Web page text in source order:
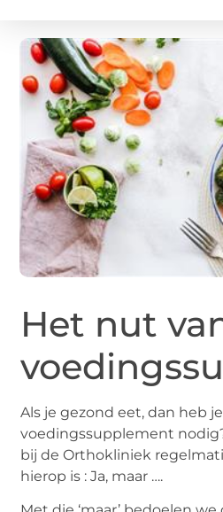
Het nut
Als je gezond eet, dan heb
voedingssupplement
bij de Orthokliniek
hierop is : Ja, maar ….